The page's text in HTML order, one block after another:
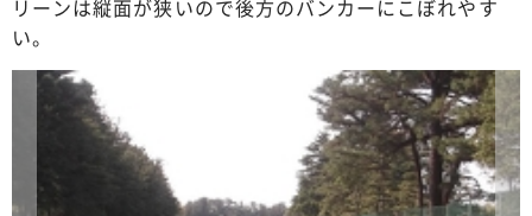
リーンは縦面が狭いので後方のバンカーにこぼれやす
い。